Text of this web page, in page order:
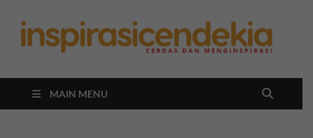
MAIN MENU